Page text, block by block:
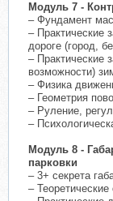
Модуль 7 -
– Фундамент
– Практические
дороге (город,
– Практические
возможности)
– Физика
– Геометрия
– Руление,
–
Модуль 8 -
парковки
– 3+ секрета
–